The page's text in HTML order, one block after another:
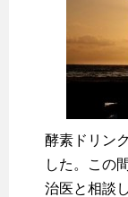
酵素ドリン
した。この
治医と相談